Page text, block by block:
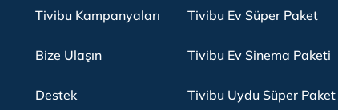
Tivibu Kampanyaları
Bize Ulaşın
Destek
Tivibu Ev Süper Paket
Tivibu Ev Sinema Paketi
Tivibu Uydu Süper Paket